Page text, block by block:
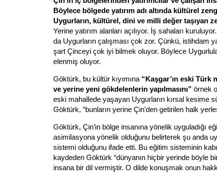
Böylece bölgede yatırım adı altında kültürel
Uygurların, kültürel, dini ve milli değer taşıyan
Yerine yatırım alanları açılıyor. İş sahaları
da Uygurların çalışması çok zor. Çünkü, istihdam
şart Çinceyi çok iyi bilmek oluyor. Böylece
elenmiş oluyor.
Göktürk, bu kültür kıyımına “Kaşgar’ın eski Türk
ve yerine yeni gökdelenlerin yapılmasını” örnek
eski mahallede yaşayan Uygurların kırsal kesime
Göktürk, “bunların yerine Çin’den getirilen halk
Göktürk, Çin’in bölge insanına yönelik uyguladığı
asimilasyona yönelik olduğunu belirterek şu anda
sistemi olduğunu ifade etti. Bu eğitim sisteminin
kaydeden Göktürk “dünyanın hiçbir yerinde böyle
insana bir dil vermiştir. O dilde konuşmak onun